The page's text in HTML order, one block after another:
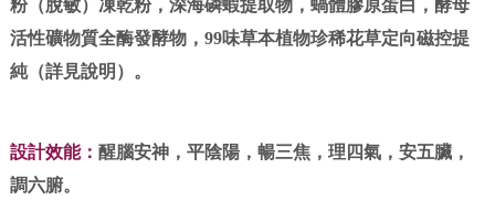
粉（脫敏）凍乾粉，深海磷蝦提取物，蝸體膠原蛋白，酵母
活性礦物質全酶發酵物，99味草本植物珍稀花草定向磁控提
純（詳見說明）。
設計效能： 醒腦安神，平陰陽，暢三焦，理四氣，安五臟，
調六腑。